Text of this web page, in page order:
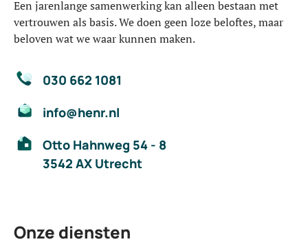
Een jarenlange samenwerking kan alleen bestaan met
vertrouwen als basis. We doen geen loze beloftes, maar
beloven wat we waar kunnen maken.
030 662 1081
info@henr.nl
Otto Hahnweg 54 - 8
3542 AX Utrecht
Onze diensten